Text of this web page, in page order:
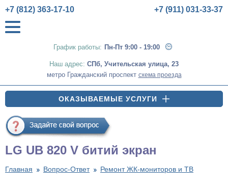
График работы: Пн-Пт 9:00 - 19:00
+7 (812) 363-17-10 +7 (911) 031-33-37
Наш адрес: СПб, Учительская улица, 23
метро Гражданский проспект схема проезда
ОКАЗЫВАЕМЫЕ УСЛУГИ
LG UB 820 V битий экран
Главная Вопрос-Ответ Ремонт ЖК-мониторов и ТВ